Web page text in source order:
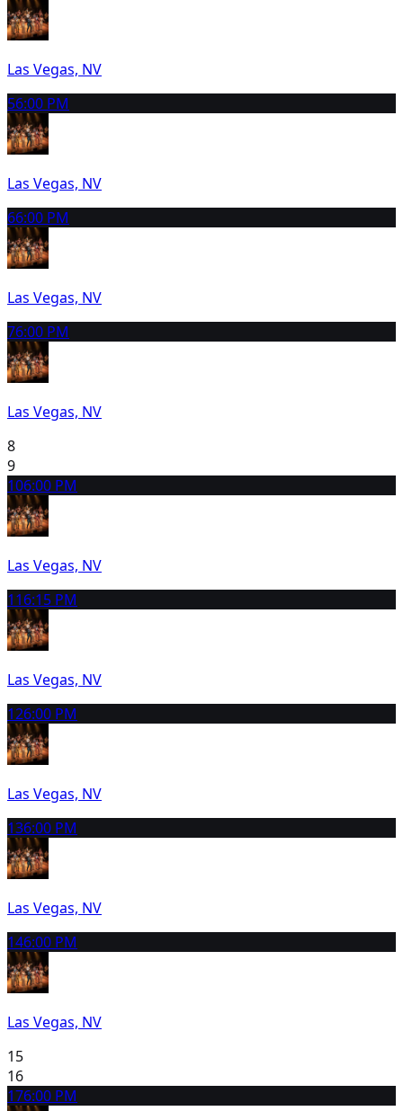
Las Vegas, NV
56:00 PM
Las Vegas, NV
66:00 PM
Las Vegas, NV
76:00 PM
Las Vegas, NV
8
9
106:00 PM
Las Vegas, NV
116:15 PM
Las Vegas, NV
126:00 PM
Las Vegas, NV
136:00 PM
Las Vegas, NV
146:00 PM
Las Vegas, NV
15
16
176:00 PM